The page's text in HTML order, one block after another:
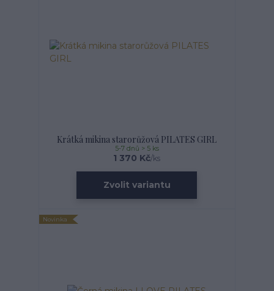
Krátká mikina starorůžová PILATES GIRL
1 370 Kč/ks
5-7 dnů > 5 ks
Zvolit variantu
Novinka